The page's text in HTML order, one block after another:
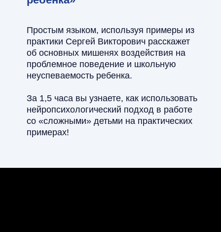
Простым языком, используя примеры из
практики Сергей Викторович расскажет
об основных мишенях воздействия на
проблемное поведение и школьную
неуспеваемость ребенка.
За 1,5 часа вы узнаете, как использовать
нейропсихологический подход в работе
со «сложными» детьми на практических
примерах!